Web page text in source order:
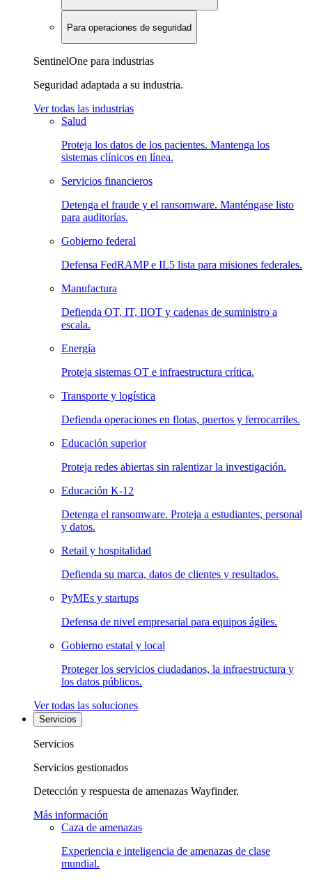
Para operaciones de seguridad
SentinelOne para industrias
Seguridad adaptada a su industria.
Ver todas las industrias
Salud
Proteja los datos de los pacientes. Mantenga los
sistemas clínicos en línea.
Servicios financieros
Detenga el fraude y el ransomware. Manténgase listo
para auditorías.
Gobierno federal
Defensa FedRAMP e IL5 lista para misiones federales.
Manufactura
Defienda OT, IT, IIOT y cadenas de suministro a
escala.
Energía
Proteja sistemas OT e infraestructura crítica.
Transporte y logística
Defienda operaciones en flotas, puertos y ferrocarriles.
Educación superior
Proteja redes abiertas sin ralentizar la investigación.
Educación K-12
Detenga el ransomware. Proteja a estudiantes, personal
y datos.
Retail y hospitalidad
Defienda su marca, datos de clientes y resultados.
PyMEs y startups
Defensa de nivel empresarial para equipos ágiles.
Gobierno estatal y local
Proteger los servicios ciudadanos, la infraestructura y
los datos públicos.
Ver todas las soluciones
Servicios
Servicios
Servicios gestionados
Detección y respuesta de amenazas Wayfinder.
Más información
Caza de amenazas
Experiencia e inteligencia de amenazas de clase
mundial.